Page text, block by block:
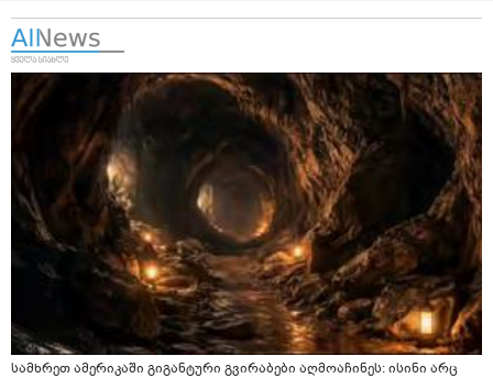
სამხრეთ ამერიკაში გიგანტური გვირაბები აღმოაჩინეს: ისინი არც